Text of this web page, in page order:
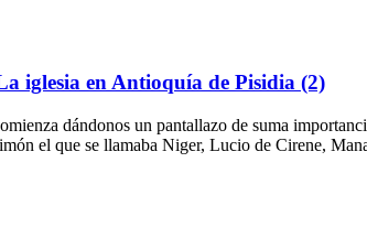
iglesia en Antioquía de Pisidia (2)
dándonos un pantallazo de suma
el que se llamaba Niger, Lucio de Cirene,